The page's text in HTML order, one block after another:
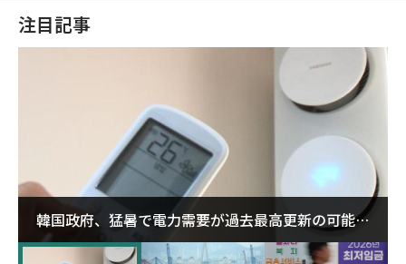
注目記事
韓国政府、猛暑で電力需要が過去最高更新の可能性